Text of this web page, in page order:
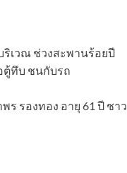
ริเวณ ช่วงสะพานร้อยปี
ตู้ทึบ ชนกับรถ
รองทอง อายุ 61 ปี ชาว